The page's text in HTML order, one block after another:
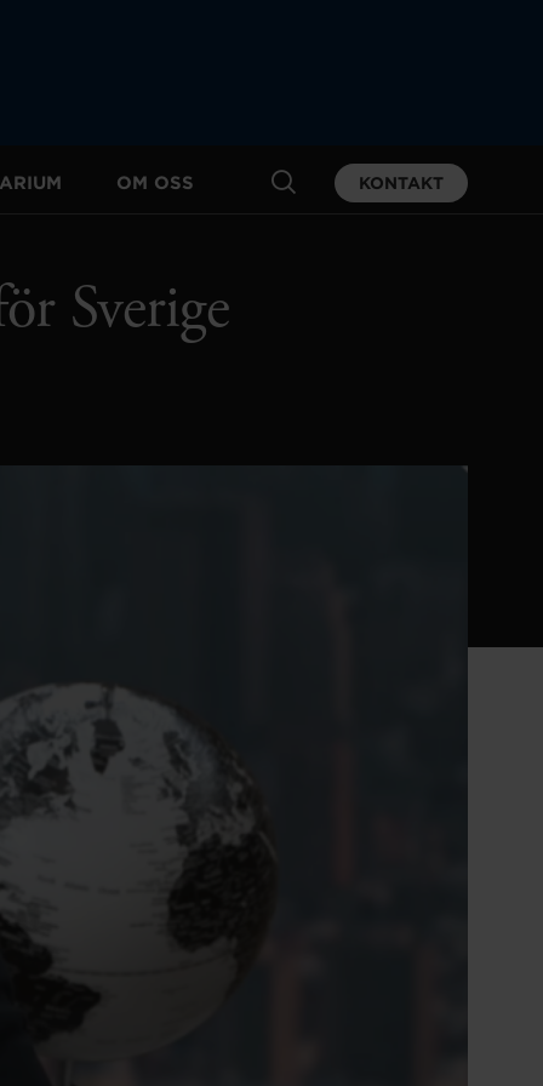
OM OSS KONTAKT
Sverige